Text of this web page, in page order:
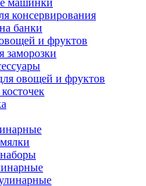
машинки
консервирования
банки
и фруктов
заморозки
овощей и фруктов